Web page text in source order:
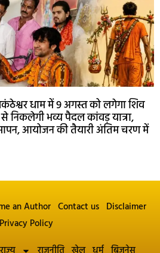
धाम में 9 अगस्त को लगेगा शिव
से निकलेगी भव्य पैदल कांवड़ यात्रा,
आयोजन की तैयारी अंतिम चरण में
an Author Contact us Disclaimer
Privacy Policy